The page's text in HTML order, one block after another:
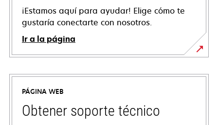
¡Estamos aquí para ayudar! Elige cómo te
gustaría conectarte con nosotros.
Ir a la página
PÁGINA WEB
Obtener soporte técnico